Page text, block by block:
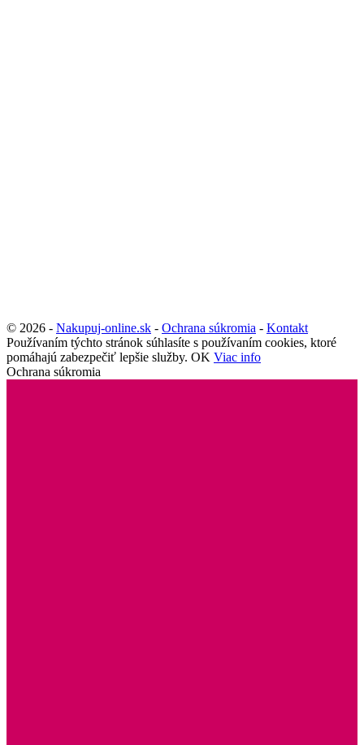
© 2026 - Nakupuj-online.sk - Ochrana súkromia - Kontakt
Používaním týchto stránok súhlasíte s používaním cookies, ktoré
pomáhajú zabezpečiť lepšie služby. OK Viac info
Ochrana súkromia